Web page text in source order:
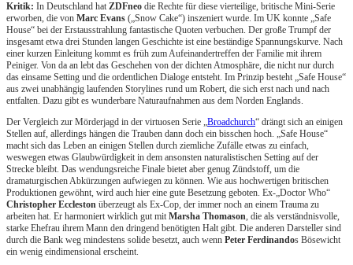
Kritik: In Deutschland hat ZDFneo die Rechte für diese vierteilige, britische Mini-Serie
erworben, die von Marc Evans („Snow Cake“) inszeniert wurde. Im UK konnte „Safe
House“ bei der Erstausstrahlung fantastische Quoten verbuchen. Der große Trumpf der
insgesamt etwa drei Stunden langen Geschichte ist eine beständige Spannungskurve. Nach
einer kurzen Einleitung kommt es früh zum Aufeinandertreffen der Familie mit ihrem
Peiniger. Von da an lebt das Geschehen von der dichten Atmosphäre, die nicht nur durch
das einsame Setting und die ordentlichen Dialoge entsteht. Im Prinzip besteht „Safe House“
aus zwei unabhängig laufenden Storylines rund um Robert, die sich erst nach und nach
entfalten. Dazu gibt es wunderbare Naturaufnahmen aus dem Norden Englands.
Der Vergleich zur Mörderjagd in der virtuosen Serie „Broadchurch“ drängt sich an einigen
Stellen auf, allerdings hängen die Trauben dann doch ein bisschen hoch. „Safe House“
macht sich das Leben an einigen Stellen durch ziemliche Zufälle etwas zu einfach,
weswegen etwas Glaubwürdigkeit in dem ansonsten naturalistischen Setting auf der
Strecke bleibt. Das wendungsreiche Finale bietet aber genug Zündstoff, um die
dramaturgischen Abkürzungen aufwiegen zu können. Wie aus hochwertigen britischen
Produktionen gewöhnt, wird auch hier eine gute Besetzung geboten. Ex-„Doctor Who“
Christopher Eccleston überzeugt als Ex-Cop, der immer noch an einem Trauma zu
arbeiten hat. Er harmoniert wirklich gut mit Marsha Thomason, die als verständnisvolle,
starke Ehefrau ihrem Mann den dringend benötigten Halt gibt. Die anderen Darsteller sind
durch die Bank weg mindestens solide besetzt, auch wenn Peter Ferdinandos Bösewicht
ein wenig eindimensional erscheint.